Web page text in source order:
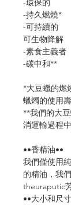
-環保的
-持久燃燒*
-可持續的
可生物降解
-素食主義者
-碳中和**
*大豆蠟的燃
蠟燭的使用壽
**我們的大
消運輸過程
••香精油••
我們僅使用
的精油，我
theuraputic
••大小和尺